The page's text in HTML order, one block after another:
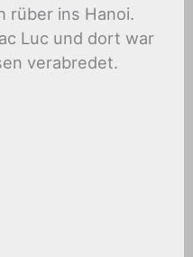
rüber ins Hanoi.
Luc und dort war
verabredet.